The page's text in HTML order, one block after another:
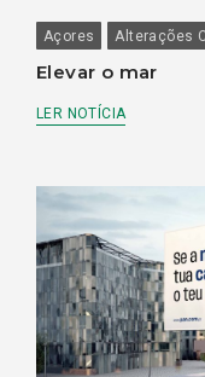
Açores Alterações
Elevar o mar
LER NOTÍCIA